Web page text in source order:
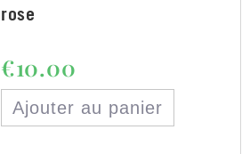
rose
€10.00
Ajouter au panier